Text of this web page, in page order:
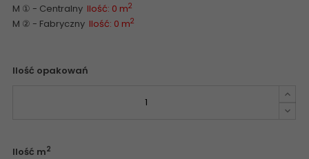
M ① - Centralny Ilość: 0 m2
M ② - Fabryczny Ilość: 0 m2
Ilość opakowań
Ilość m2